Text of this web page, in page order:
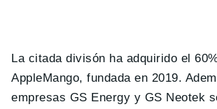
La citada divisón ha adquirido el
AppleMango, fundada en 2019.
empresas GS Energy y GS Neotek